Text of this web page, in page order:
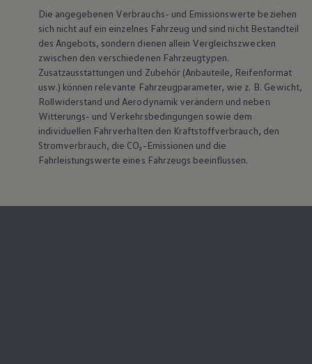
Die angegebenen Verbrauchs- und Emissionswerte beziehen
sich nicht auf ein einzelnes Fahrzeug und sind nicht Bestandteil
des Angebots, sondern dienen allein Vergleichszwecken
zwischen den verschiedenen Fahrzeugtypen.
Zusatzausstattungen und Zubehör (Anbauteile, Reifenformat
usw.) können relevante Fahrzeugparameter, wie z. B. Gewicht,
Rollwiderstand und Aerodynamik verändern und neben
Witterungs- und Verkehrsbedingungen sowie dem
individuellen Fahrverhalten den Kraftstoffverbrauch, den
Stromverbrauch, die CO₂-Emissionen und die
Fahrleistungswerte eines Fahrzeugs beeinflussen.